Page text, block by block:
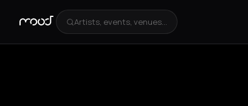
Artists, events, venues...